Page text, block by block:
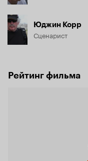
Юджин Корр
Сценарист
Рейтинг фильма